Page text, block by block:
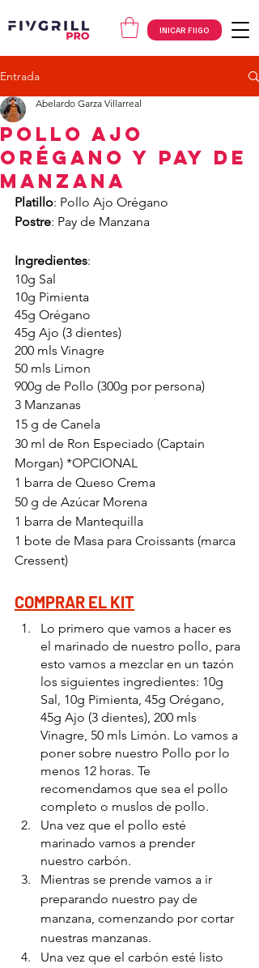
INICAR FIIGO
Entrada
Pollo Ajo
Orégano y pay de
manzana
Abelardo Garza Villarreal
Platillo: Pollo Ajo Orégano
Postre: Pay de Manzana
Ingredientes:
10g Sal
10g Pimienta
45g Orégano
45g Ajo (3 dientes)
200 mls Vinagre
50 mls Limon
900g de Pollo (300g por persona)
3 Manzanas
15 g de Canela
30 ml de Ron Especiado (Captain
Morgan) *OPCIONAL
1 barra de Queso Crema
50 g de Azúcar Morena
1 barra de Mantequilla
1 bote de Masa para Croissants (marca
Cressent)
COMPRAR EL KIT
Lo primero que vamos a hacer es
el marinado de nuestro pollo, para
esto vamos a mezclar en un tazón
los siguientes ingredientes: 10g
Sal, 10g Pimienta, 45g Orégano,
45g Ajo (3 dientes), 200 mls
Vinagre, 50 mls Limón. Lo vamos a
poner sobre nuestro Pollo por lo
menos 12 horas. Te
recomendamos que sea el pollo
completo o muslos de pollo.
Una vez que el pollo esté
marinado vamos a prender
nuestro carbón.
Mientras se prende vamos a ir
preparando nuestro pay de
manzana, comenzando por cortar
nuestras manzanas.
Una vez que el carbón esté listo